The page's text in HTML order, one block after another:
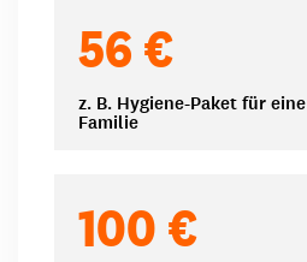
56 €
z. B. Hygiene-Paket für
Familie
100 €